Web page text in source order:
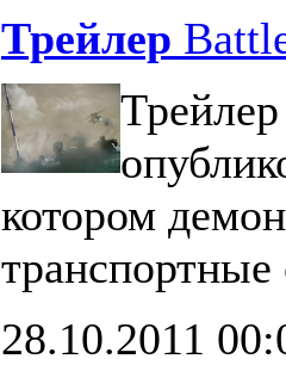
Трейлер
котором
транспортные
28.10.2011